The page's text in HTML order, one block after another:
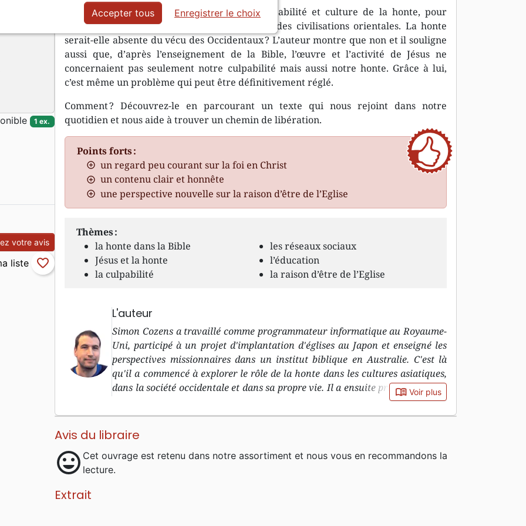
On a l’habitude d’opposer culture de la culpabilité et culture de la honte, pour
expliquer les différences entre l’Occident et des civilisations orientales. La honte
serait-elle absente du vécu des Occidentaux ? L’auteur montre que non et il souligne
aussi que, d’après l’enseignement de la Bible, l’œuvre et l’activité de Jésus ne
concernaient pas seulement notre culpabilité mais aussi notre honte. Grâce à lui,
c’est même un problème qui peut être définitivement réglé.
Comment ? Découvrez-le en parcourant un texte qui nous rejoint dans notre
quotidien et nous aide à trouver un chemin de libération.
Points forts :
un regard peu courant sur la foi en Christ
un contenu clair et honnête
une perspective nouvelle sur la raison d’être de l’Eglise
Thèmes :
la honte dans la Bible
Jésus et la honte
la culpabilité
les réseaux sociaux
l’éducation
la raison d’être de l’Eglise
L'auteur
Simon Cozens a travaillé comme programmateur informatique au Royaume-
Uni, participé à un projet d'implantation d'églises au Japon et enseigné les
perspectives missionnaires dans un institut biblique en Australie. C'est là
qu'il a commencé à explorer le rôle de la honte dans les cultures asiatiques,
dans la société occidentale et dans sa propre vie. Il a ensuite pris la tête d'un
groupe de réflexion au sein de l'organisation WEC International, afin de
chercher à déterminer à quoi pourrait ressembler la mission à l'avenir.
book_open Voir plus
Avis du libraire
mood Cet ouvrage est retenu dans notre assortiment et nous vous en recommandons la
lecture.
Extrait
1 ex.
votre avis
favorite_border
Accepter tous Enregistrer le choix